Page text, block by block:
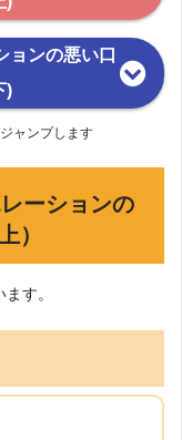
ョンの悪い口
)
ャンプします
ーションの
）
す。